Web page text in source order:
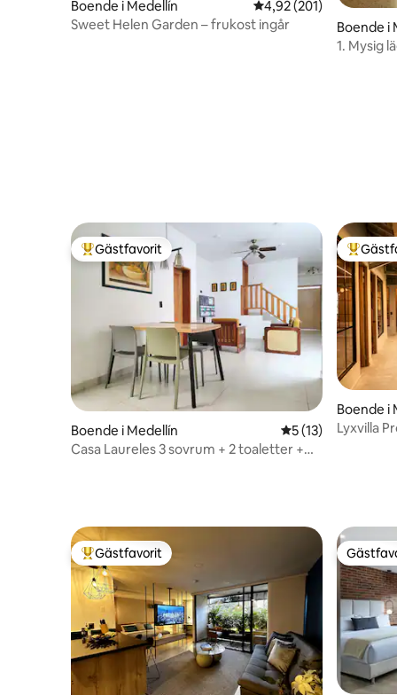
Boende i Medellín 4,92 av 5 i
4,92 (201)
Sweet Helen Garden – frukost ingår
Boende i
1. Mysig
Populär gästfavorit
Gästfavorit
Boende i Medellín 5 av 5 i
5 (13)
Casa Laureles 3 sovrum + 2 toaletter +
Boende i
Lyxvilla
Populär gästfavorit
Gästfavorit